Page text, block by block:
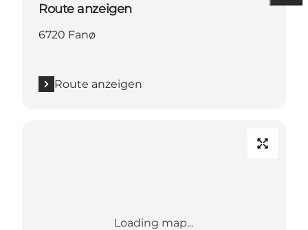
Route anzeigen
6720 Fanø
Route anzeigen
Loading map...